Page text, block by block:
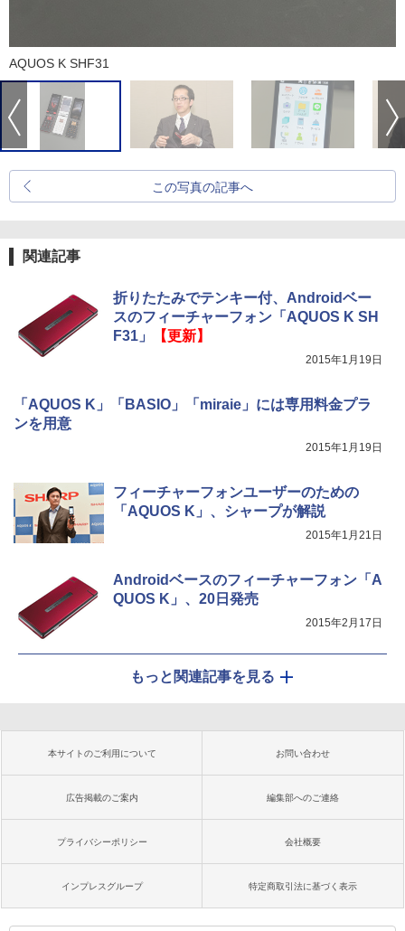
AQUOS K SHF31
この写真の記事へ
関連記事
折りたたみでテンキー付、Androidベー
スのフィーチャーフォン「AQUOS K SH
F31」
【更新】
2015年1月19日
「AQUOS K」「BASIO」「miraie」には専用料金プラ
ンを用意
2015年1月19日
フィーチャーフォンユーザーのための
「AQUOS K」、シャープが解説
2015年1月21日
Androidベースのフィーチャーフォン「A
QUOS K」、20日発売
2015年2月17日
もっと関連記事を見る
本サイトのご利用について お問い合わせ
広告掲載のご案内 編集部へのご連絡
プライバシーポリシー 会社概要
インプレスグループ 特定商取引法に基づく表示